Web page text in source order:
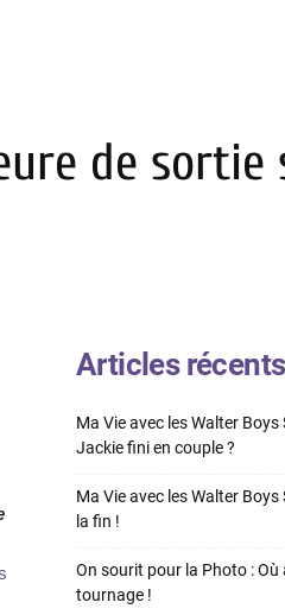
de sortie
Articles récents
Ma Vie avec les Walter Boys
Jackie fini en couple ?
Ma Vie avec les Walter
la fin !
On sourit pour la Photo : Où
tournage !